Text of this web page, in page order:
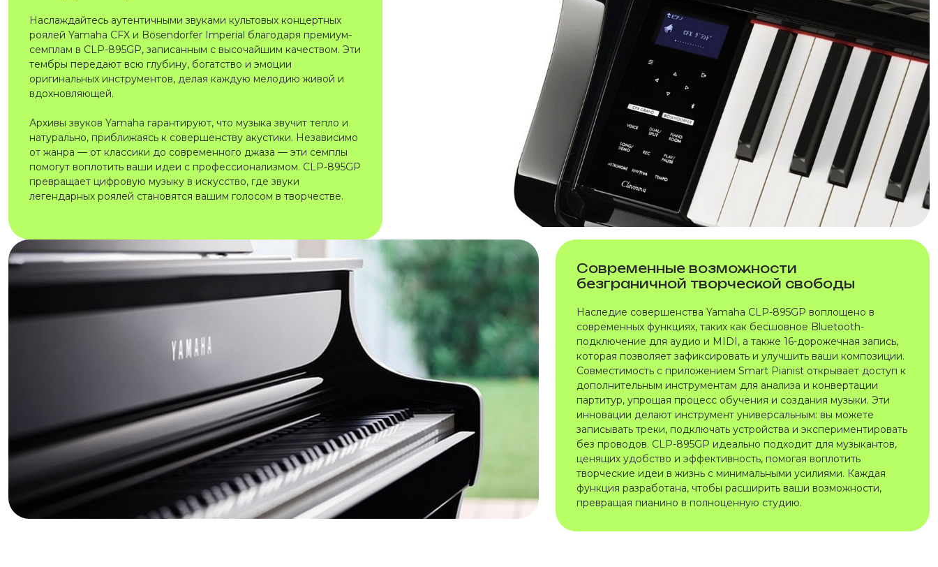
Наслаждайтесь аутентичными звуками культовых концертных
роялей Yamaha CFX и Bösendorfer Imperial благодаря премиум-
семплам в CLP-895GP, записанным с высочайшим качеством. Эти
тембры передают всю глубину, богатство и эмоции
оригинальных инструментов, делая каждую мелодию живой и
вдохновляющей.
Архивы звуков Yamaha гарантируют, что музыка звучит тепло и
натурально, приближаясь к совершенству акустики. Независимо
от жанра — от классики до современного джаза — эти семплы
помогут воплотить ваши идеи с профессионализмом. CLP-895GP
превращает цифровую музыку в искусство, где звуки
легендарных роялей становятся вашим голосом в творчестве.
Современные возможности
безграничной творческой свободы
Наследие совершенства Yamaha CLP-895GP воплощено в
современных функциях, таких как бесшовное Bluetooth-
подключение для аудио и MIDI, а также 16-дорожечная запись,
которая позволяет зафиксировать и улучшить ваши композиции.
Совместимость с приложением Smart Pianist открывает доступ к
дополнительным инструментам для анализа и конвертации
партитур, упрощая процесс обучения и создания музыки. Эти
инновации делают инструмент универсальным: вы можете
записывать треки, подключать устройства и экспериментировать
без проводов. CLP-895GP идеально подходит для музыкантов,
ценящих удобство и эффективность, помогая воплотить
творческие идеи в жизнь с минимальными усилиями. Каждая
функция разработана, чтобы расширить ваши возможности,
превращая пианино в полноценную студию.